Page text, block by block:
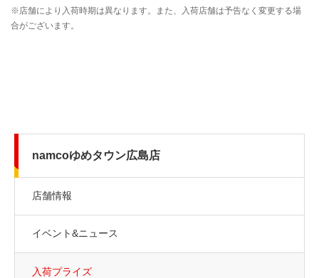
namcoゆめタウン広島店
店舗情報
イベント&ニュース
入荷プライズ